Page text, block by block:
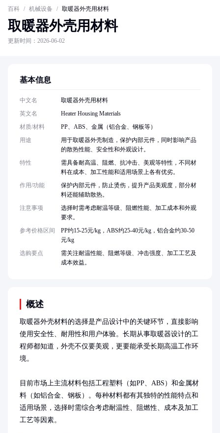
百科 / 机械设备 / 取暖器外壳用材料
取暖器外壳用材料
更新时间：2026-06-02
概述
取暖器外壳材料的选择是产品设计中的关键环节，直接影响
使用安全性、耐用性和用户体验。长期从事取暖器设计的工
程师都知道，外壳不仅要美观，更要能承受长期高温工作环
境。
目前市场上主流材料包括工程塑料（如PP、ABS）和金属材
料（如铝合金、钢板）。每种材料都有其独特的性能特点和
适用场景，选择时需综合考虑耐温性、阻燃性、成本及加工
工艺等因素。
基本信息
中文名
取暖器外壳用材料
英文名
Heater Housing Materials
材质/材料
PP、ABS、金属（铝合金、钢板等）
用途
用于取暖器外壳制造，保护内部元件，同时影响产品
的散热性能、安全性和外观设计。
特性
需具备耐高温、阻燃、抗冲击、美观等特性，不同材
料在成本、加工性能和适用场景上各有优劣。
作用/功能
保护内部元件，防止烫伤，提升产品美观度，部分材
料还能辅助散热。
注意事项
选择时需考虑耐温等级、阻燃性能、加工成本和外观
要求。
参考价格区间
PP约15-25元/kg，ABS约25-40元/kg，铝合金约30-50
元/kg
选购要点
需关注耐温性能、阻燃等级、冲击强度、加工工艺及
成本效益。